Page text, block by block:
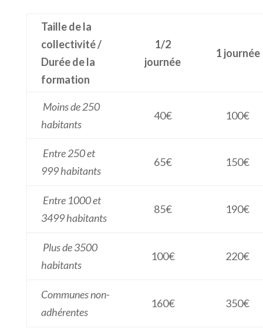
Taille de la
collectivité /
Durée de la
formation
1/2
journée
1 journée
Moins de 250
habitants
40€ 100€
Entre 250 et
999 habitants
65€ 150€
Entre 1000 et
3499 habitants
85€ 190€
Plus de 3500
habitants
100€ 220€
Communes non-
adhérentes
160€ 350€